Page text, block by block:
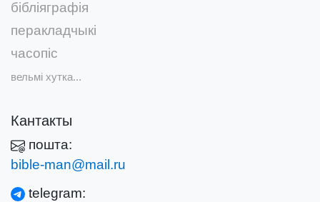
бібліяграфія
перакладчыкі
часопіс
вельмі хутка...
Кантакты
пошта:
bible-man@mail.ru
telegram: